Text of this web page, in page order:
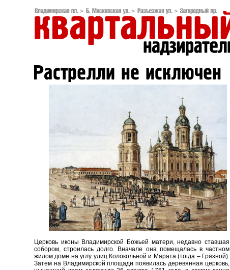
Церковь иконы Владимирской Божьей матери, недавно ставшая
собором, строилась долго. Вначале она помещалась в частном
жилом доме на углу улиц Колокольной и Марата (тогда – Грязной).
Затем на Владимирской площади появилась деревянная церковь,